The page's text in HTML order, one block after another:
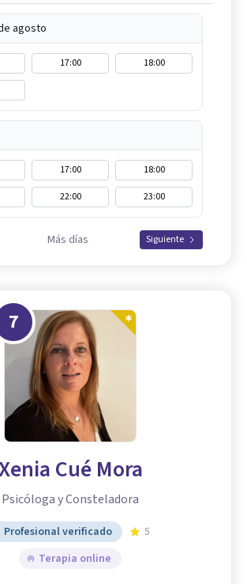
agosto
17:00
18:00
17:00
18:00
22:00 23:00
Más días Siguiente
7
Cué Mora
Psicóloga y Consteladora
Profesional verificado
5
Terapia online